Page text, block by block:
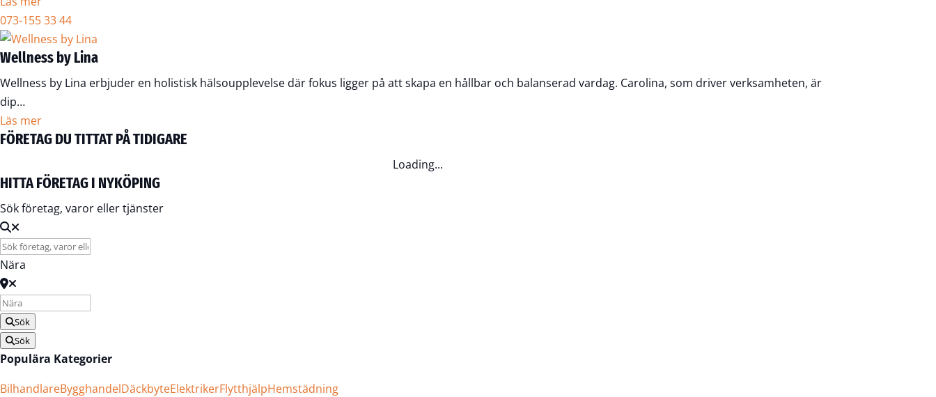
073-155 33 44
Wellness by Lina
Wellness by Lina erbjuder en holistisk hälsoupplevelse där fokus ligger på att skapa en hållbar och balanserad vardag. Carolina, som driver verksamheten, är
dip…
Läs mer
FÖRETAG DU TITTAT PÅ TIDIGARE
Loading...
HITTA FÖRETAG I NYKÖPING
Sök företag, varor eller tjänster
Nära
Sök
Sök
Populära Kategorier
BilhandlareBygghandelDäckbyteElektrikerFlytthjälpHemstädning